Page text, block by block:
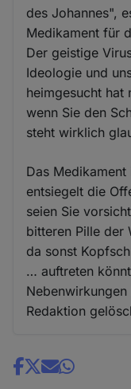
des Johannes",
Medikament für
Der geistige
Ideologie und
heimgesucht hat
wenn Sie den
steht wirklich
Das Medikament
entsiegelt die
seien Sie
bitteren Pille der
da sonst
… auftreten
Redaktion
Share